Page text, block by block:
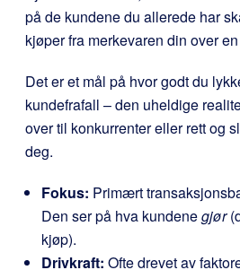
på de kundene du allerede har
kjøper fra merkevaren din over
Det er et mål på hvor godt du
kundefrafall – den uheldige
over til konkurrenter eller rett og
deg.
Fokus: Primært
Den ser på hva kundenegjør
kjøp).
Drivkraft: Ofte drevet av